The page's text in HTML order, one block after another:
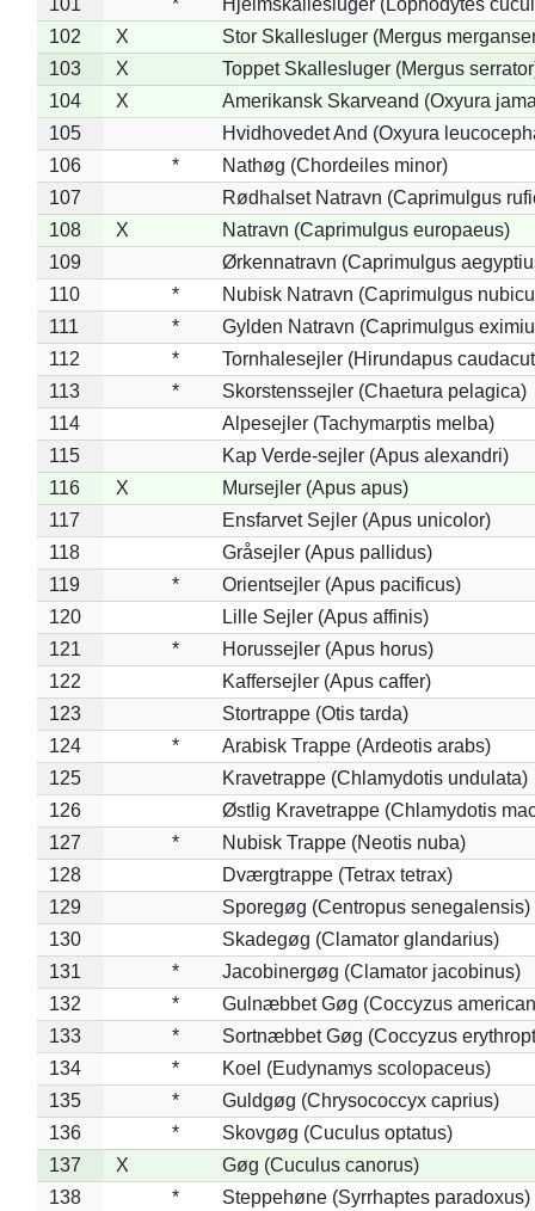
102
X
Stor Skallesluger (Mergus
103
X
Toppet Skallesluger (Mergus
104
X
Amerikansk Skarveand (Oxyura
105
Hvidhovedet And (Oxyura
106
*
Nathøg (Chordeiles minor)
107
Rødhalset Natravn (Caprimulgus
108
X
Natravn (Caprimulgus europaeus)
109
Ørkennatravn (Caprimulgus
110
*
Nubisk Natravn (Caprimulgus
111
*
Gylden Natravn (Caprimulgus
112
*
Tornhalesejler (Hirundapus
113
*
Skorstenssejler (Chaetura pelagica)
114
Alpesejler (Tachymarptis melba)
115
Kap Verde-sejler (Apus alexandri)
116
X
Mursejler (Apus apus)
117
Ensfarvet Sejler (Apus unicolor)
118
Gråsejler (Apus pallidus)
119
*
Orientsejler (Apus pacificus)
120
Lille Sejler (Apus affinis)
121
*
Horussejler (Apus horus)
122
Kaffersejler (Apus caffer)
123
Stortrappe (Otis tarda)
124
*
Arabisk Trappe (Ardeotis arabs)
125
Kravetrappe (Chlamydotis undulata)
126
Østlig Kravetrappe (Chlamydotis
127
*
Nubisk Trappe (Neotis nuba)
128
Dværgtrappe (Tetrax tetrax)
129
Sporegøg (Centropus senegalensis)
130
Skadegøg (Clamator glandarius)
131
*
Jacobinergøg (Clamator jacobinus)
132
*
Gulnæbbet Gøg (Coccyzus
133
*
Sortnæbbet Gøg (Coccyzus
134
*
Koel (Eudynamys scolopaceus)
135
*
Guldgøg (Chrysococcyx caprius)
136
*
Skovgøg (Cuculus optatus)
137
X
Gøg (Cuculus canorus)
138
*
Steppehøne (Syrrhaptes paradoxus)